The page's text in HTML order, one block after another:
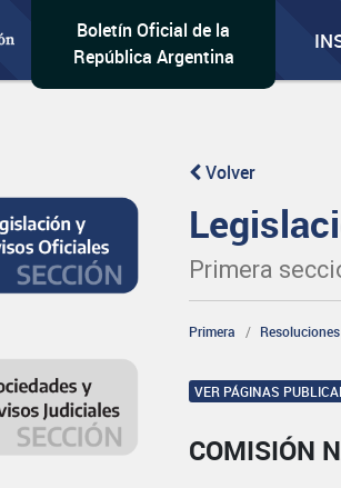
Boletín Oficial de la
República Argentina
Volver
Primera
Primera Resoluciones
VER PÁGINAS
COMISIÓN